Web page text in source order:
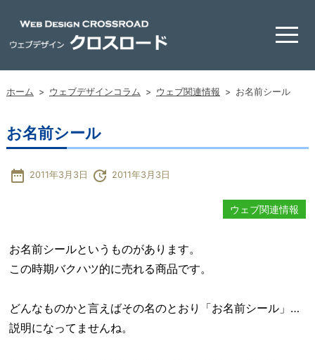
ホーム > ウェブデザインコラム > ウェブ関連情報 > お名前シール
お名前シール
date_range 2011年3月3日 update 2011年3月3日
ウェブ関連情報
お名前シールというものがあります。
この時期バクハツ的に売れる商品です。
どんなものかと言えばその名のとおり「お名前シール」…
説明になってませんね。